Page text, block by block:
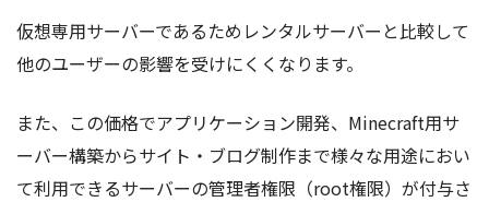
仮想専用サーバーであるためレンタルサーバーと比較して
他のユーザーの影響を受けにくくなります。
また、この価格でアプリケーション開発、Minecraft用サ
ーバー構築からサイト・ブログ制作まで様々な用途におい
て利用できるサーバーの管理者権限（root権限）が付与さ